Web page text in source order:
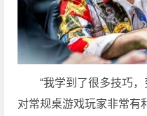
“我学到了很多技巧
对常规桌游戏玩家非常有